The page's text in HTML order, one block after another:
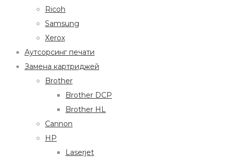
Ricoh
Samsung
Xerox
Аутсорсинг печати
Замена картриджей
Brother
Brother DCP
Brother HL
Cannon
HP
Laserjet